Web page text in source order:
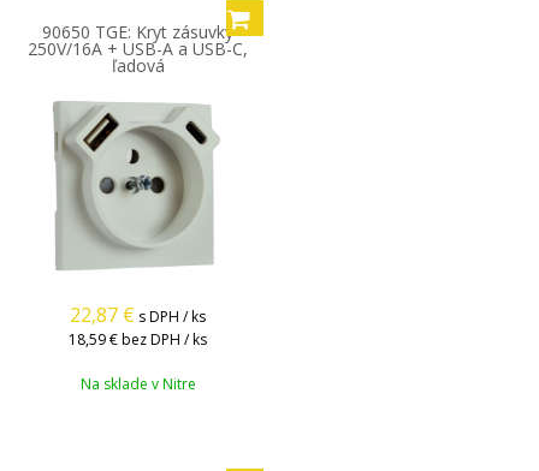
90650 TGE: Kryt zásuvky
250V/16A + USB-A a USB-C,
ľadová
22,87 € s DPH / ks
18,59 €bez DPH / ks
Na sklade v Nitre